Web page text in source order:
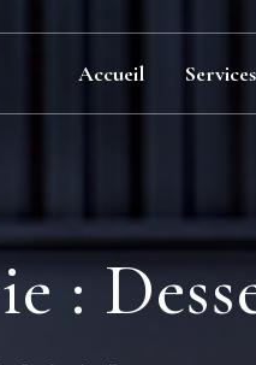
Accueil Services
: